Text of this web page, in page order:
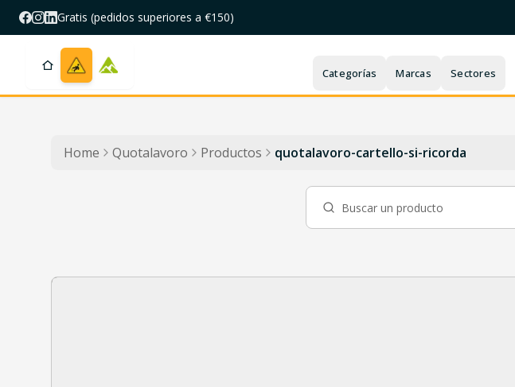
Saltar al contenido principal
Gratis (pedidos superiores a €150)
Categorías Marcas Sectores
Home Quotalavoro Productos quotalavoro-cartello-si-ricorda